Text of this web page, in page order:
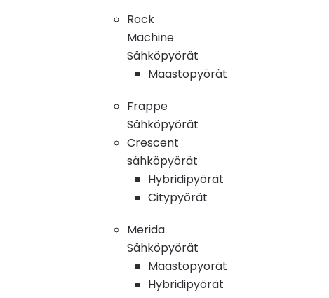
Rock
Machine
Sähköpyörät
Maastopyörät
Frappe
Sähköpyörät
Crescent
sähköpyörät
Hybridipyörät
Citypyörät
Merida
Sähköpyörät
Maastopyörät
Hybridipyörät